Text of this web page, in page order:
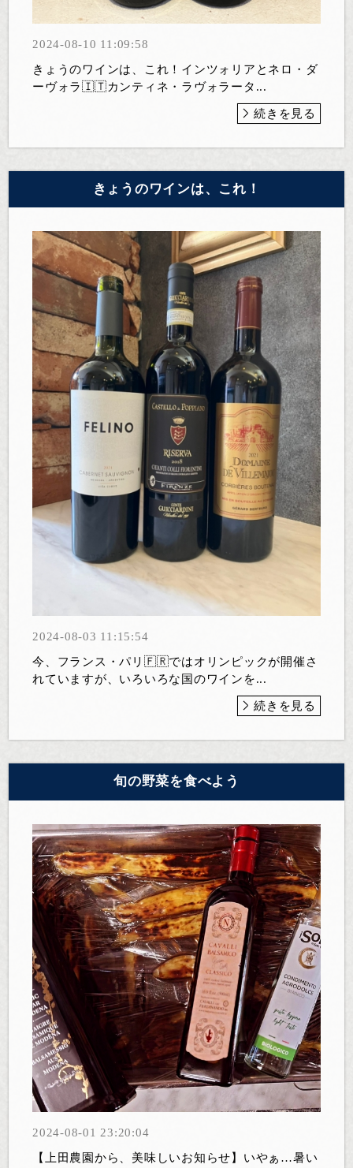
2024-08-10 11:09:58
きょうのワインは、これ！インツォリアとネロ・ダ
ーヴォラ🇮🇹カンティネ・ラヴォラータ...
続きを見る
きょうのワインは、これ！
2024-08-03 11:15:54
今、フランス・パリ🇫🇷ではオリンピックが開催さ
れていますが、いろいろな国のワインを...
続きを見る
旬の野菜を食べよう
2024-08-01 23:20:04
【上田農園から、美味しいお知らせ】いやぁ…暑い